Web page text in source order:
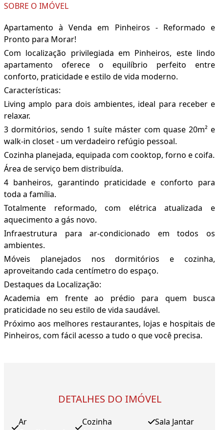
SOBRE O IMÓVEL
Apartamento à Venda em Pinheiros - Reformado e
Pronto para Morar!
Com localização privilegiada em Pinheiros, este lindo
apartamento oferece o equilíbrio perfeito entre
conforto, praticidade e estilo de vida moderno.
Características:
Living amplo para dois ambientes, ideal para receber e
relaxar.
3 dormitórios, sendo 1 suíte máster com quase 20m² e
walk-in closet - um verdadeiro refúgio pessoal.
Cozinha planejada, equipada com cooktop, forno e coifa.
Área de serviço bem distribuída.
4 banheiros, garantindo praticidade e conforto para
toda a família.
Totalmente reformado, com elétrica atualizada e
aquecimento a gás novo.
Infraestrutura para ar-condicionado em todos os
ambientes.
Móveis planejados nos dormitórios e cozinha,
aproveitando cada centímetro do espaço.
Destaques da Localização:
Academia em frente ao prédio para quem busca
praticidade no seu estilo de vida saudável.
Próximo aos melhores restaurantes, lojas e hospitais de
Pinheiros, com fácil acesso a tudo o que você precisa.
DETALHES DO IMÓVEL
Ar
Cozinha
Sala Jantar